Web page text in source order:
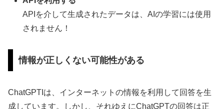
APIを介して生成されたデータは、AIの学習には使用
されません！
情報が正しくない可能性がある
ChatGPTIは、インターネットの情報を利用して回答を生
成しています。しかし、それゆえにChatGPTの回答は正